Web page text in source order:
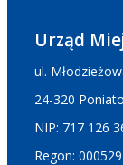
Urząd
ul.
24-320
NIP: 717 126
Regon: